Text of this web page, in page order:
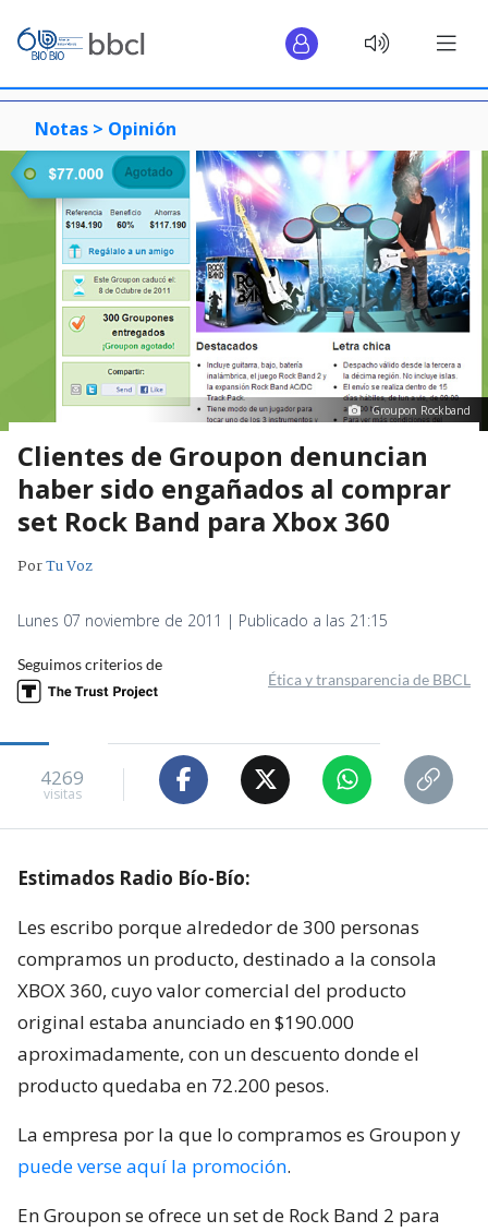
Notas > Opinión
Groupon Rockband
Clientes de Groupon denuncian
haber sido engañados al comprar
set Rock Band para Xbox 360
PorTu Voz
Lunes 07 noviembre de 2011 | Publicado a las 21:15
Seguimos criterios de
Ética y transparencia de BBCL
4269
visitas
Estimados Radio Bío-Bío:
Les escribo porque alrededor de 300 personas
compramos un producto, destinado a la consola
XBOX 360, cuyo valor comercial del producto
original estaba anunciado en $190.000
aproximadamente, con un descuento donde el
producto quedaba en 72.200 pesos.
La empresa por la que lo compramos es Groupon y
puede verse aquí la promoción.
En Groupon se ofrece un set de Rock Band 2 para